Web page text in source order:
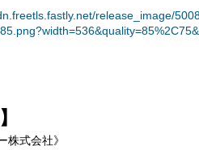
release_image/
株式会社》